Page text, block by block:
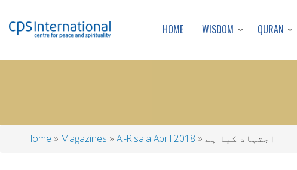
HOME WISDOM QURAN
Breadcrumb
Home Magazines Al-Risala April 2018 اجتہاد کیا ہے